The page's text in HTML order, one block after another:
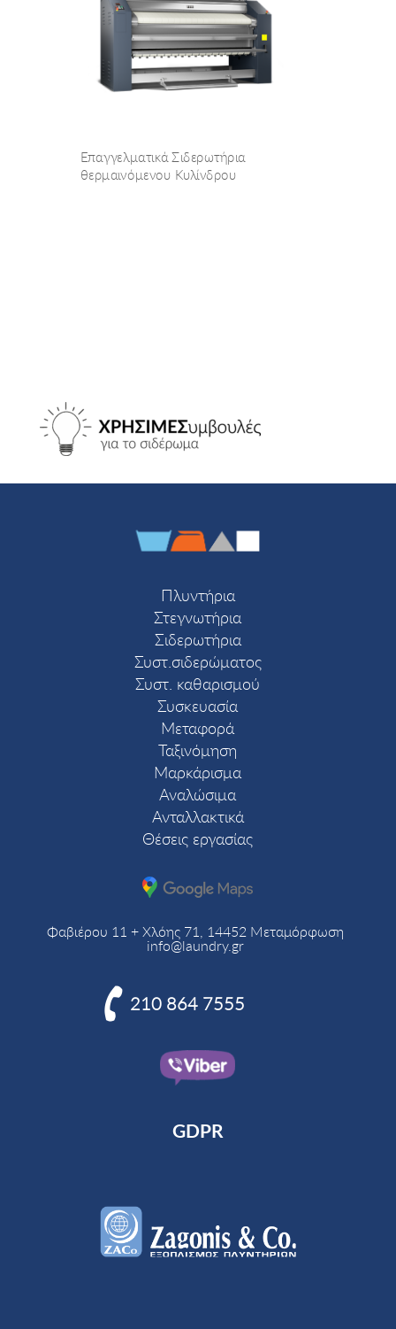
Επαγγελματικά Σιδερωτήρια
θερμαινόμενου Κυλίνδρου
Πλυντήρια
Στεγνωτήρια
Σιδερωτήρια
Συστ.σιδερώματος
Συστ. καθαρισμού
Συσκευασία
Μεταφορά
Ταξινόμηση
Μαρκάρισμα
Αναλώσιμα
Ανταλλακτικά
Θέσεις εργασίας
Φαβιέρου 11 + Χλόης 71, 14452 Μεταμόρφωση
info@laundry.gr
210 864 7555
GDPR